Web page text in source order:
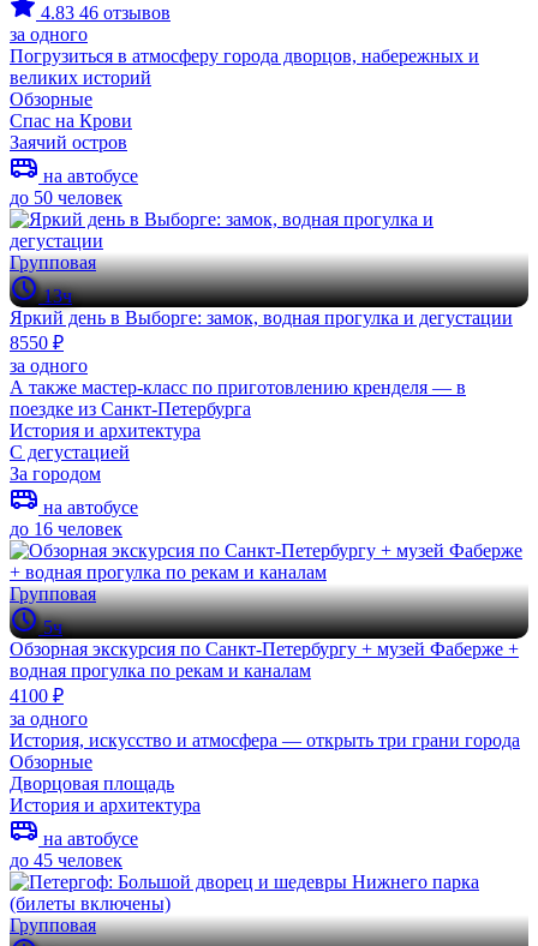
4.83 46 отзывов
за одного
Погрузиться в атмосферу города дворцов, набережных и
великих историй
Обзорные
Спас на Крови
Заячий остров
на автобусе
до 50 человек
Групповая
13ч
Яркий день в Выборге: замок, водная прогулка и дегустации
8550 ₽
за одного
А также мастер-класс по приготовлению кренделя — в
поездке из Санкт-Петербурга
История и архитектура
С дегустацией
За городом
на автобусе
до 16 человек
Групповая
5ч
Обзорная экскурсия по Санкт-Петербургу + музей Фаберже +
водная прогулка по рекам и каналам
4100 ₽
за одного
История, искусство и атмосфера — открыть три грани города
Обзорные
Дворцовая площадь
История и архитектура
на автобусе
до 45 человек
Групповая